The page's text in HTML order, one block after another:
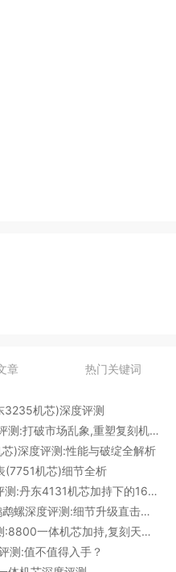
章 热门关键词
3235机芯)深度评测
VS厂丹东3255真一体机心深度评测:打破市场乱象,重塑复刻机芯新标杆​
)深度评测:性能与破绽全解析
(7751机芯)细节全析
VS厂V2配重版间金迪通拿深度评测:丹东4131机芯加持下的165克精密之作​
PPF厂百达翡丽5712/1A-V3版鹦鹉螺深度评测:细节升级直击正品
VS厂黑盘海马300V4版上手评测:8800一体机芯加持,复刻天花板实至名归?
测:值不值得入手？